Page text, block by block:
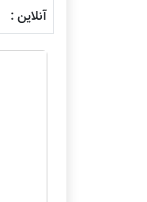
آنلاین :